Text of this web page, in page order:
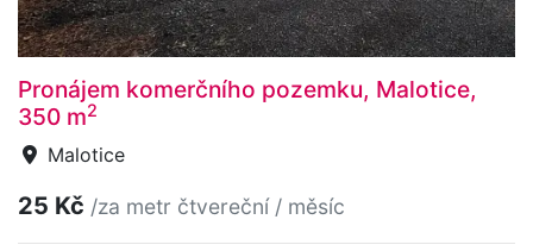
Pronájem komerčního pozemku, Malotice,
350 m2
Malotice
25 Kč /za metr čtvereční / měsíc